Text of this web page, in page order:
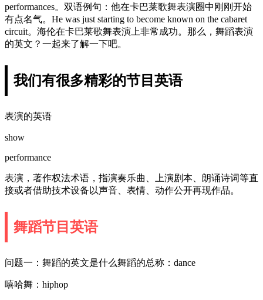
performances。双语例句：他在卡巴莱歌舞表演圈中刚刚开始
有点名气。He was just starting to become known on the cabaret
circuit。海伦在卡巴莱歌舞表演上非常成功。那么，舞蹈表演
的英文？一起来了解一下吧。
我们有很多精彩的节目英语
表演的英语
show
performance
表演，著作权法术语，指演奏乐曲、上演剧本、朗诵诗词等直
接或者借助技术设备以声音、表情、动作公开再现作品。
舞蹈节目英语
问题一：舞蹈的英文是什么舞蹈的总称：dance
嘻哈舞：hiphop